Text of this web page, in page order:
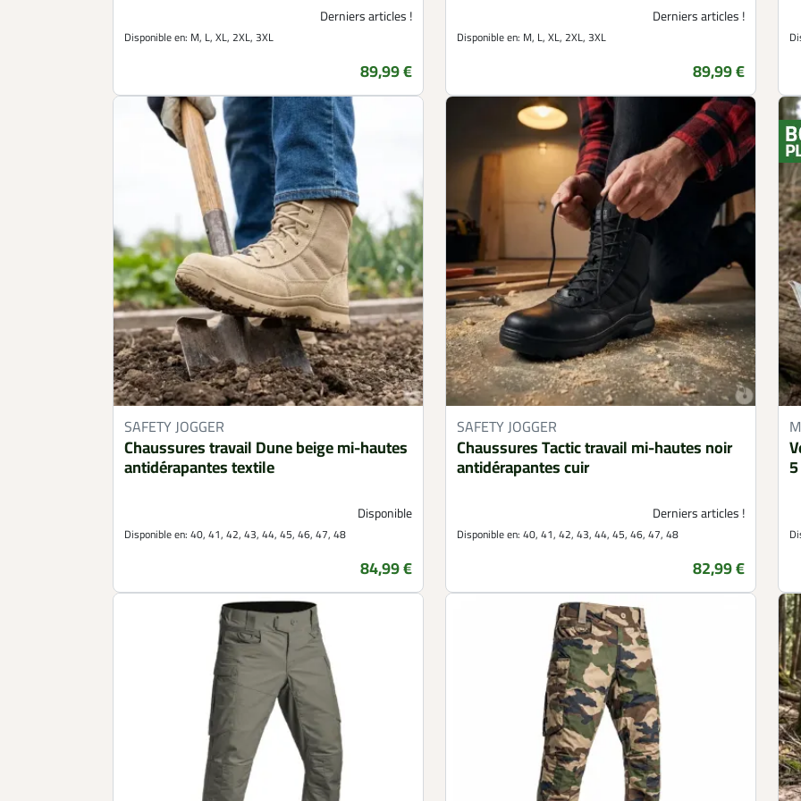
Derniers articles !
Disponible en: M, L, XL, 2XL, 3XL
Prix
89,99 €
Derniers articles !
Disponible en: M, L, XL, 2XL, 3XL
Prix
89,99 €
SAFETY JOGGER
Chaussures travail Dune beige mi-hautes
antidérapantes textile
Disponible
Disponible en: 40, 41, 42, 43, 44, 45, 46, 47, 48
Prix
84,99 €
SAFETY JOGGER
Chaussures Tactic travail mi-hautes noir
antidérapantes cuir
Derniers articles !
Disponible en: 40, 41, 42, 43, 44, 45, 46, 47, 48
Prix
82,99 €